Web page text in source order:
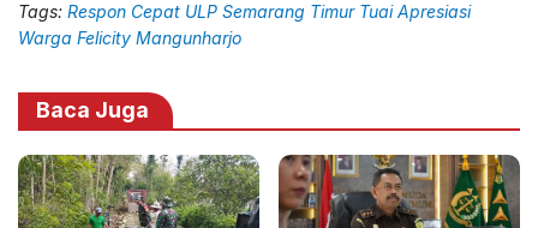
Tags: Respon Cepat ULP Semarang Timur Tuai Apresiasi
Warga Felicity Mangunharjo
Baca Juga